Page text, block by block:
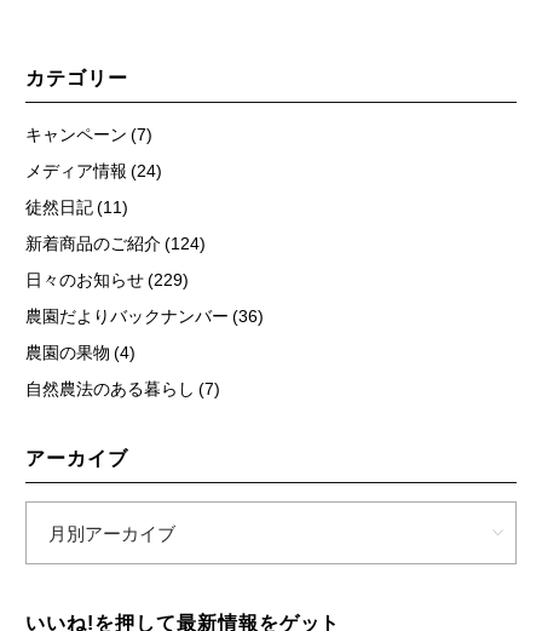
カテゴリー
キャンペーン (7)
メディア情報 (24)
徒然日記 (11)
新着商品のご紹介 (124)
日々のお知らせ (229)
農園だよりバックナンバー (36)
農園の果物 (4)
自然農法のある暮らし (7)
アーカイブ
いいね!を押して最新情報をゲット